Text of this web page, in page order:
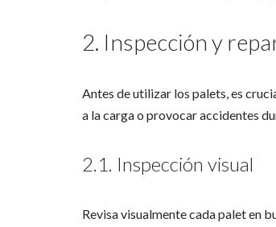
2. Inspección y
Antes de utilizar los palets, es
a la carga o provocar accidentes
2.1. Inspección visual
Revisa visualmente cada palet en